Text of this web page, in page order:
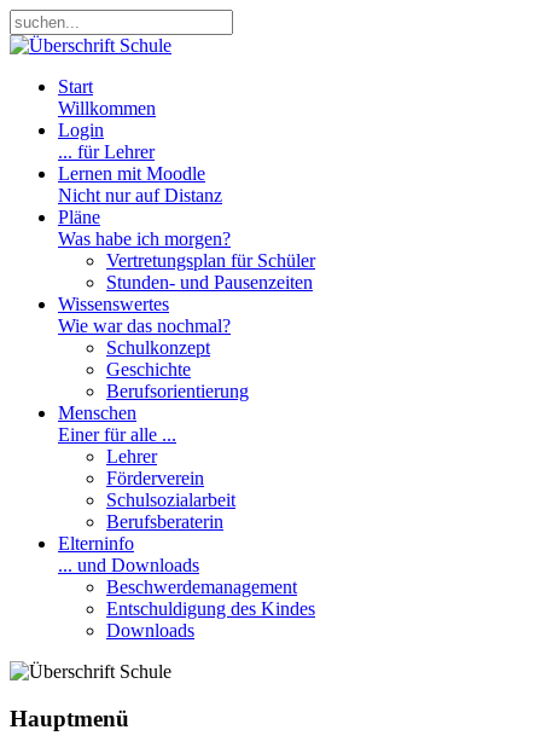
Start
Willkommen
Login
... für Lehrer
Lernen mit Moodle
Nicht nur auf Distanz
Pläne
Was habe ich morgen?
Vertretungsplan für Schüler
Stunden- und Pausenzeiten
Wissenswertes
Wie war das nochmal?
Schulkonzept
Geschichte
Berufsorientierung
Menschen
Einer für alle ...
Lehrer
Förderverein
Schulsozialarbeit
Berufsberaterin
Elterninfo
... und Downloads
Beschwerdemanagement
Entschuldigung des Kindes
Downloads
Hauptmenü